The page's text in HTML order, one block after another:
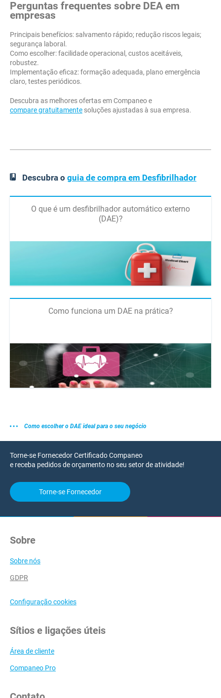
Perguntas frequentes sobre DEA em
empresas
Principais benefícios: salvamento rápido; redução riscos legais;
segurança laboral.
Como escolher: facilidade operacional, custos aceitáveis,
robustez.
Implementação eficaz: formação adequada, plano emergência
claro, testes periódicos.
Descubra as melhores ofertas em Companeo e
compare gratuitamente soluções ajustadas à sua empresa.
Descubra oguia de compra em Desfibrilhador
O que é um desfibrilhador automático externo
(DAE)?
Como funciona um DAE na prática?
Como escolher o DAE ideal para o seu negócio
Torne-se Fornecedor Certificado Companeo
e receba pedidos de orçamento no seu setor de atividade!
Torne-se Fornecedor
Sobre
Sobre nós
GDPR
Configuração cookies
Sítios e ligações úteis
Área de cliente
Companeo Pro